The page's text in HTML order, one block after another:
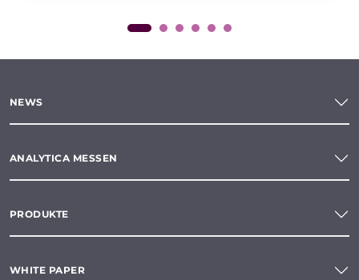
NEWS
ANALYTICA MESSEN
PRODUKTE
WHITE PAPER